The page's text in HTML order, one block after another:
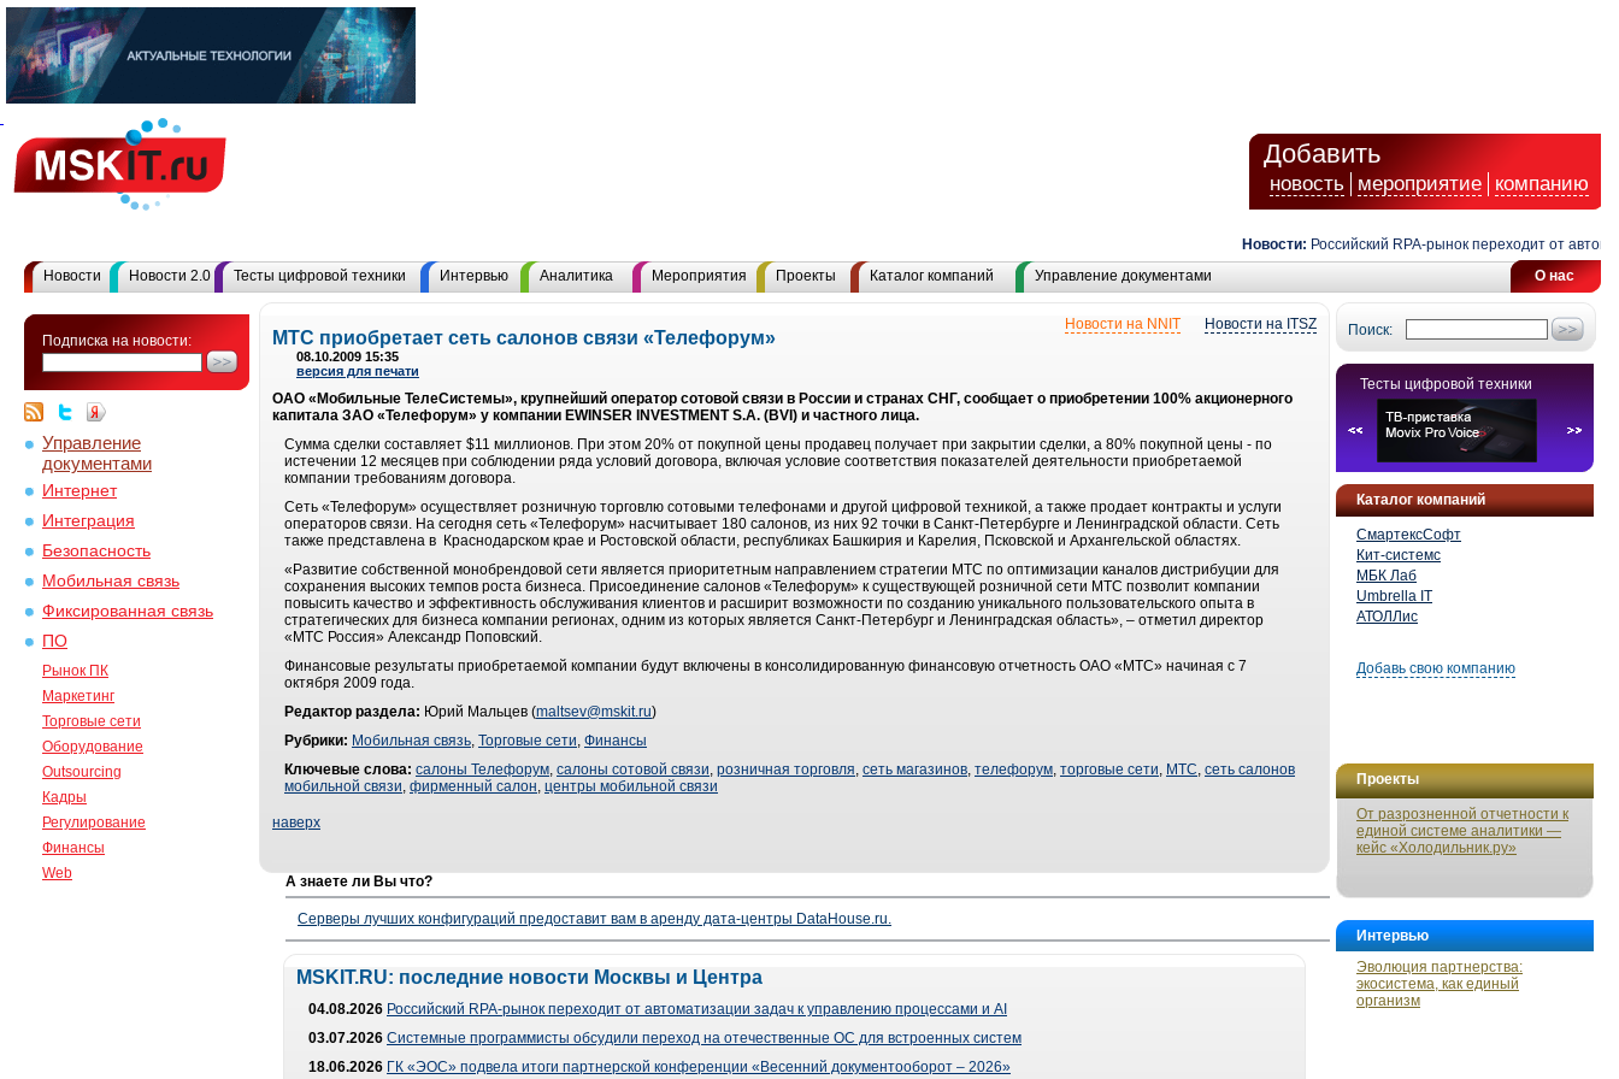
Добавить
новость мероприятие компанию
Новости: Российский RPA-рынок переходит от
О нас
Новости Новости 2.0 Тесты цифровой техники Интервью Аналитика Мероприятия Проекты Каталог компаний Управление документами
Подписка на новости:
Управление
документами
Интернет
Интеграция
Безопасность
Мобильная связь
Фиксированная связь
ПО
Рынок ПК
Маркетинг
Торговые сети
Оборудование
Outsourcing
Кадры
Регулирование
Финансы
Web
Поиск:
Тесты цифровой техники
Каталог компаний
СмартексСофт
Кит-системс
МБК Лаб
Umbrella IT
АТОЛЛис
Добавь свою компанию
Проекты
От разрозненной отчетности к
единой системе аналитики —
кейс «Холодильник.ру»
Интервью
Эволюция партнерства:
экосистема, как единый
организм
Новости на ITSZ
Новости на NNIT
МТС приобретает сеть салонов связи «Телефорум»
08.10.2009 15:35
версия для печати
ОАО «Мобильные ТелеСистемы», крупнейший оператор сотовой связи в России и странах СНГ, сообщает о приобретении 100% акционерного
капитала ЗАО «Телефорум» у компании EWINSER INVESTMENT S.A. (BVI) и частного лица.
Сумма сделки составляет $11 миллионов. При этом 20% от покупной цены продавец получает при закрытии сделки, а 80% покупной цены - по
истечении 12 месяцев при соблюдении ряда условий договора, включая условие соответствия показателей деятельности приобретаемой
компании требованиям договора.
Сеть «Телефорум» осуществляет розничную торговлю сотовыми телефонами и другой цифровой техникой, а также продает контракты и услуги
операторов связи. На сегодня сеть «Телефорум» насчитывает 180 салонов, из них 92 точки в Санкт-Петербурге и Ленинградской области. Сеть
также представлена в Краснодарском крае и Ростовской области, республиках Башкирия и Карелия, Псковской и Архангельской областях.
«Развитие собственной монобрендовой сети является приоритетным направлением стратегии МТС по оптимизации каналов дистрибуции для
сохранения высоких темпов роста бизнеса. Присоединение салонов «Телефорум» к существующей розничной сети МТС позволит компании
повысить качество и эффективность обслуживания клиентов и расширит возможности по созданию уникального пользовательского опыта в
стратегических для бизнеса компании регионах, одним из которых является Санкт-Петербург и Ленинградская область», – отметил директор
«МТС Россия» Александр Поповский.
Финансовые результаты приобретаемой компании будут включены в консолидированную финансовую отчетность ОАО «МТС» начиная с 7
октября 2009 года.
Редактор раздела: Юрий Мальцев (maltsev@mskit.ru)
Рубрики: Мобильная связь, Торговые сети, Финансы
Ключевые слова: салоны Телефорум, салоны сотовой связи, розничная торговля, сеть магазинов, телефорум, торговые сети, МТС, сеть салонов
мобильной связи, фирменный салон, центры мобильной связи
наверх
А знаете ли Вы что?
Серверы лучших конфигураций предоставит вам в аренду дата-центры DataHouse.ru.
MSKIT.RU: последние новости Москвы и Центра
04.08.2026 Российский RPA-рынок переходит от автоматизации задач к управлению процессами и AI
03.07.2026 Системные программисты обсудили переход на отечественные ОС для встроенных систем
18.06.2026 ГК «ЭОС» подвела итоги партнерской конференции «Весенний документооборот – 2026»